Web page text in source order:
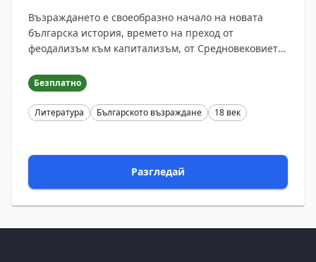
Възраждането е своеобразно начало на новата
българска история, времето на преход от
феодализъм към капитализъм, от Средновековието
през XVIII и XIX ?...
Безплатно
Литература Българското възраждане 18 век
Разгледай